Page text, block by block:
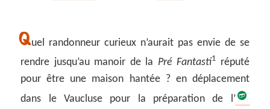
Quel randonneur curieux n’aurait pas envie de se
rendre jusqu’au manoir de la Pré Fantasti1
réputé
pour être une maison hantée ? en déplacement
dans le Vaucluse pour la préparation de l’